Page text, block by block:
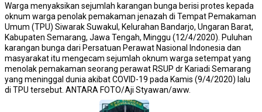
Warga menyaksikan sejumlah karangan bunga berisi protes kepada
oknum warga penolak pemakaman jenazah di Tempat Pemakaman
Umum (TPU) Siwarak Suwakul, Kelurahan Bandarjo, Ungaran Barat,
Kabupaten Semarang, Jawa Tengah, Minggu (12/4/2020). Puluhan
karangan bunga dari Persatuan Perawat Nasional Indonesia dan
masyarakat itu mengecam sejumlah oknum warga setempat yang
menolak pemakaman seorang perawat RSUP dr Kariadi Semarang
yang meninggal dunia akibat COVID-19 pada Kamis (9/4/2020) lalu
di TPU tersebut. ANTARA FOTO/Aji Styawan/aww.